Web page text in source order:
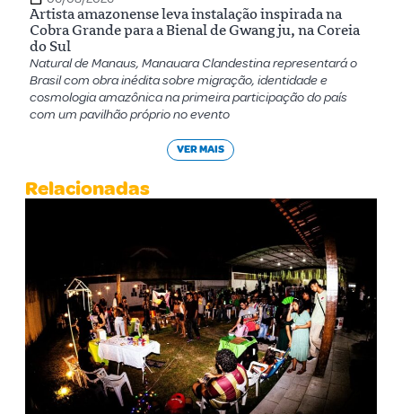
Artista amazonense leva instalação inspirada na
Cobra Grande para a Bienal de Gwangju, na Coreia
do Sul
Natural de Manaus, Manauara Clandestina representará o
Brasil com obra inédita sobre migração, identidade e
cosmologia amazônica na primeira participação do país
com um pavilhão próprio no evento
VER MAIS
Relacionadas